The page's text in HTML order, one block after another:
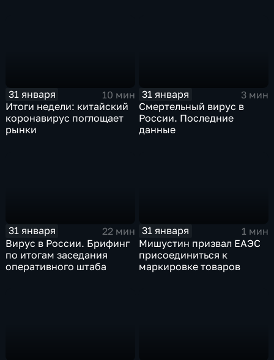
31 января
10 мин
Итоги недели: китайский
коронавирус поглощает
рынки
31 января
3 мин
Смертельный вирус в
России. Последние
данные
31 января
22 мин
Вирус в России. Брифинг
по итогам заседания
оперативного штаба
31 января
1 мин
Мишустин призвал ЕАЭС
присоединиться к
маркировке товаров